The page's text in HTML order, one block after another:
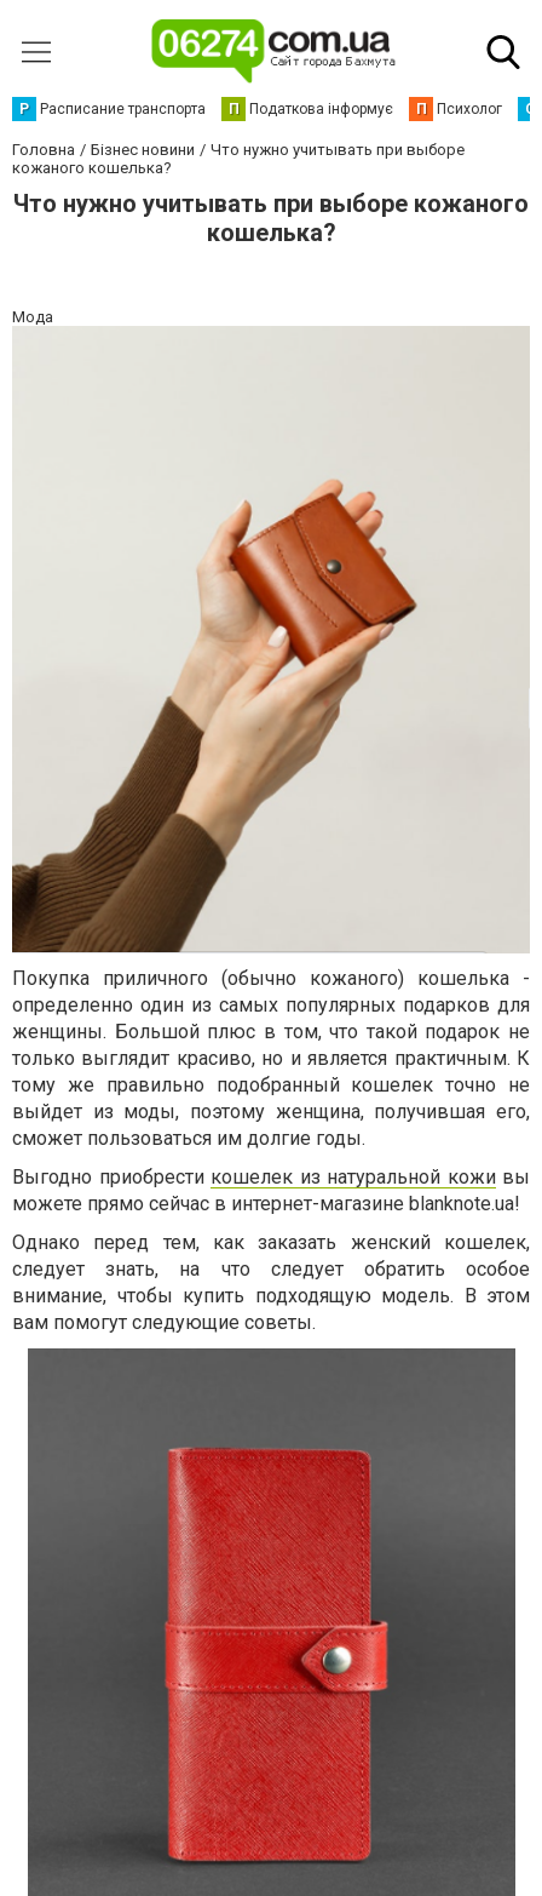
Р Расписание транспорта П Податкова інформує П Психолог С
Головна Бізнес новини
Что нужно учитывать при выборе
кожаного кошелька?
Что нужно учитывать при выборе кожаного
кошелька?
Мода
Покупка приличного (обычно кожаного) кошелька -
определенно один из самых популярных подарков для
женщины. Большой плюс в том, что такой подарок не
только выглядит красиво, но и является практичным. К
тому же правильно подобранный кошелек точно не
выйдет из моды, поэтому женщина, получившая его,
сможет пользоваться им долгие годы.
Выгодно приобрести кошелек из натуральной коживы
можете прямо сейчас в интернет-магазине blanknote.ua!
Однако перед тем, как заказать женский кошелек,
следует знать, на что следует обратить особое
внимание, чтобы купить подходящую модель. В этом
вам помогут следующие советы.